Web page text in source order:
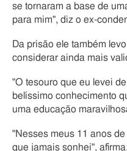
se tornaram a base de
para mim", diz o ex-
Da prisão ele também
considerar ainda mais
"O tesouro que eu levei
belíssimo conhecimento
uma educação
"Nesses meus 11 anos
que jamais sonhei",